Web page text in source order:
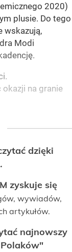
2020)
plusie. Do tego
wskazują,
Modi
okazji na granie
dzięki
zyskuje się
wywiadów,
artykułów.
najnowszy